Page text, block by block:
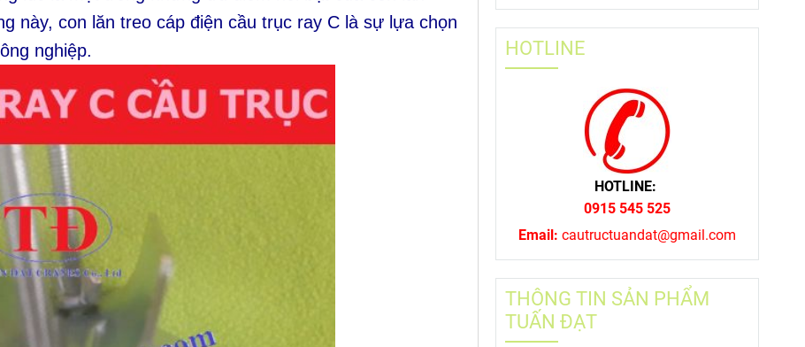
này, con lăn treo cáp điện cầu trục ray C là sự lựa chọn
nghiệp.
HOTLINE
HOTLINE:
0915 545 525
Email: cautructuandat@gmail.com
THÔNG TIN SẢN PHẨM
TUẤN ĐẠT